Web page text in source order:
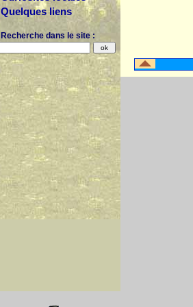
Quelques liens
Recherche dans le site :